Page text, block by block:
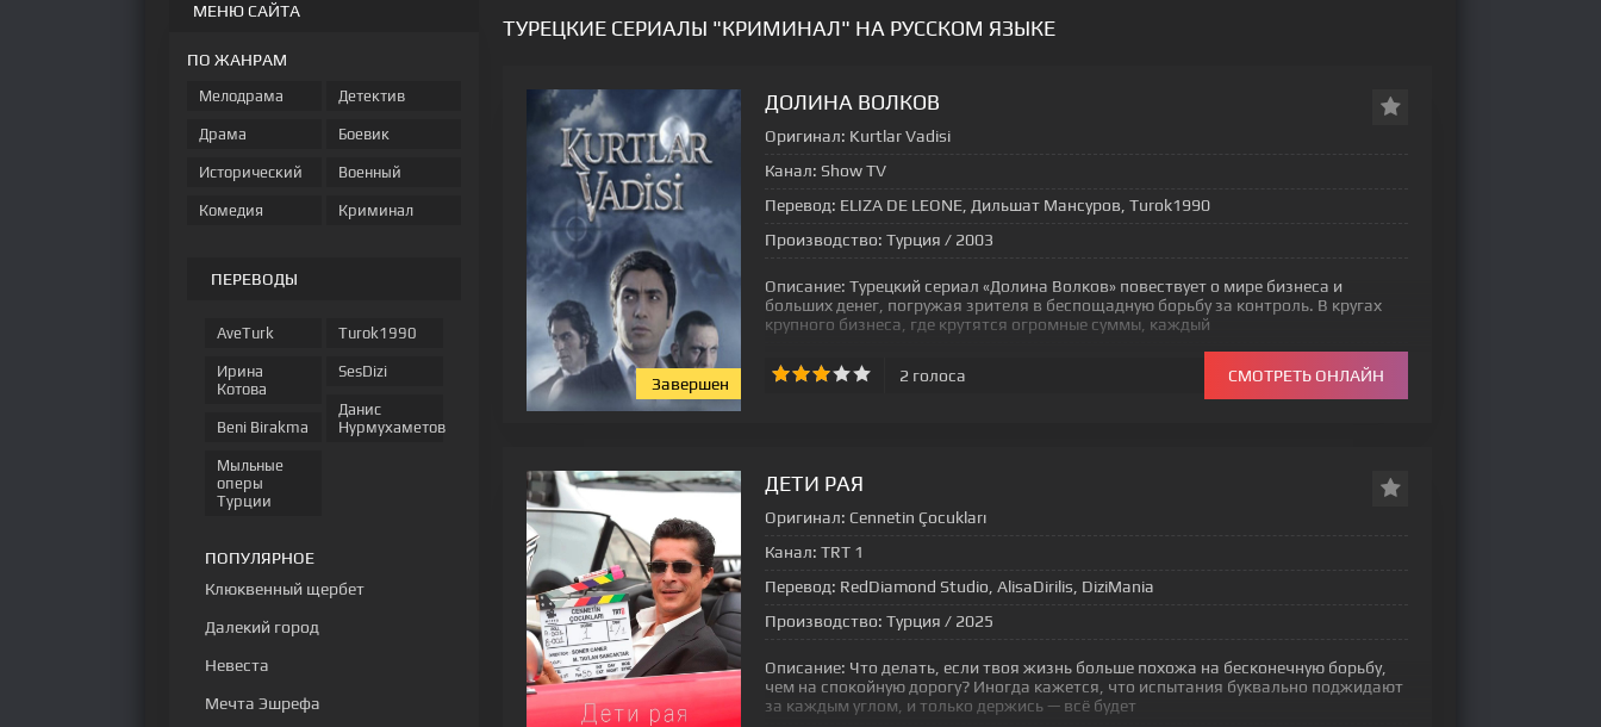
ТУРЕЦКИЕ СЕРИАЛЫ "КРИМИНАЛ" НА РУССКОМ ЯЗЫКЕ
Завершен
ДОЛИНА ВОЛКОВ
Оригинал: Kurtlar Vadisi
Канал: Show TV
Перевод: ELIZA DE LEONE, Дильшат Мансуров, Turok1990
Производство: Турция / 2003
Описание: Турецкий сериал «Долина Волков» повествует о мире бизнеса и
больших денег, погружая зрителя в беспощадную борьбу за контроль. В кругах
крупного бизнеса, где крутятся огромные суммы, каждый
2 голоса СМОТРЕТЬ ОНЛАЙН
ДЕТИ РАЯ
Оригинал: Cennetin Çocukları
Канал: TRT 1
Перевод: RedDiamond Studio, AlisaDirilis, DiziMania
Производство: Турция / 2025
Описание: Что делать, если твоя жизнь больше похожа на бесконечную борьбу,
чем на спокойную дорогу? Иногда кажется, что испытания буквально поджидают
за каждым углом, и только держись — всё будет
МЕНЮ САЙТА
ПО ЖАНРАМ
Мелодрама
Драма
Исторический
Комедия
Детектив
Боевик
Военный
Криминал
ПЕРЕВОДЫ
AveTurk
Ирина
Котова
Beni Birakma
Мыльные
оперы
Турции
Turok1990
SesDizi
Данис
Нурмухаметов
ПОПУЛЯРНОЕ
Клюквенный щербет
Далекий город
Невеста
Мечта Эшрефа